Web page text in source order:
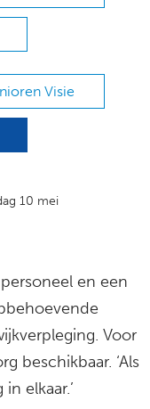
Visie
10 mei
en een
Voor
beschikbaar. ‘Als
elkaar.’